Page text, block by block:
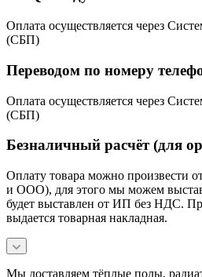
Оплата осуществляется через
(СБП)
Переводом по номеру
Оплата осуществляется через
(СБП)
Безналичный расчёт (для
Оплату товара можно произвести
и ООО), для этого мы можем
будет выставлен от ИП без НДС.
выдается товарная накладная.
Мы доставляем тёплые полы,